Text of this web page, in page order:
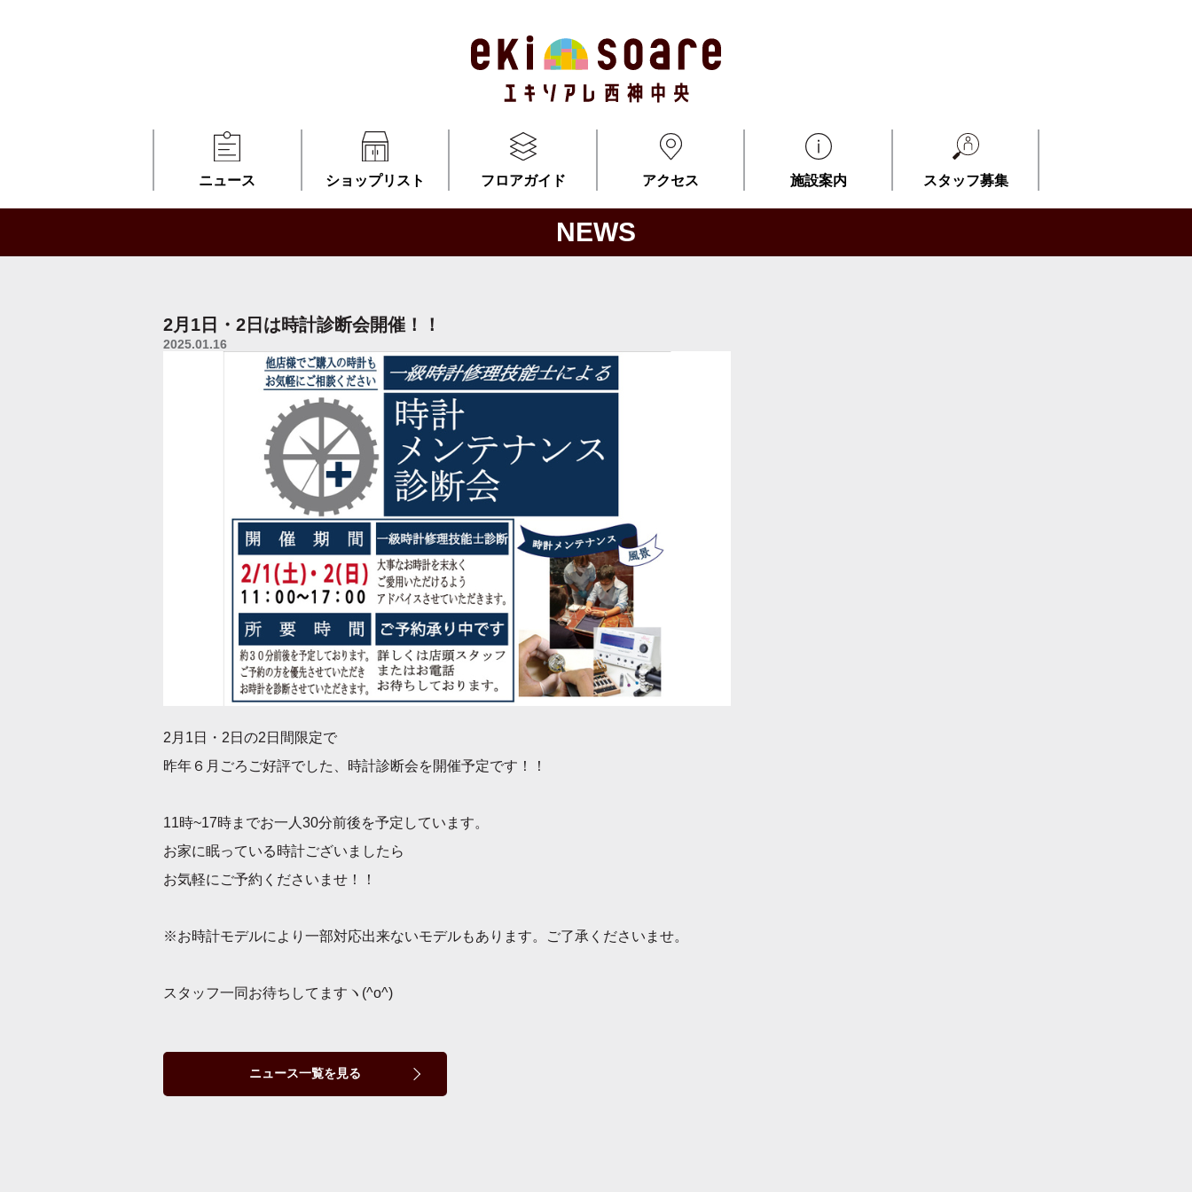
ニュース ショップリスト フロアガイド アクセス 施設案内 スタッフ募集
NEWS
2月1日・2日は時計診断会開催！！
2025.01.16
2月1日・2日の2日間限定で
昨年６月ごろご好評でした、時計診断会を開催予定です！！
11時~17時までお一人30分前後を予定しています。
お家に眠っている時計ございましたら
お気軽にご予約くださいませ！！
※お時計モデルにより一部対応出来ないモデルもあります。ご了承くださいませ。
スタッフ一同お待ちしてますヽ(^o^)
ニュース一覧を見る